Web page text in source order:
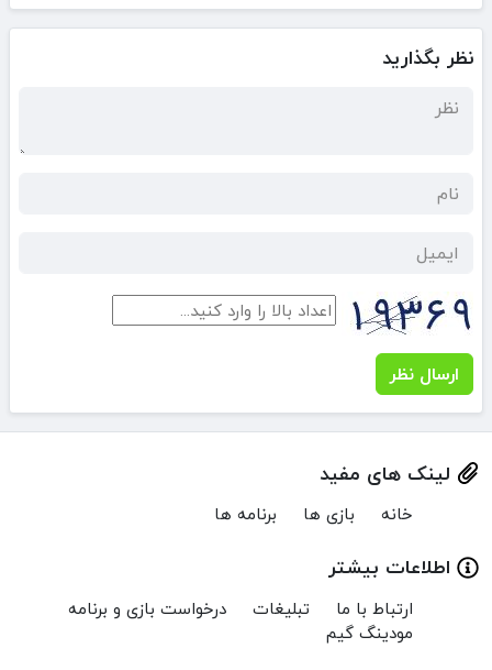
نظر بگذارید
ارسال نظر
لینک های مفید
خانه بازی ها برنامه ها
اطلاعات بیشتر
ارتباط با ما تبلیغات
درخواست بازی و برنامه
مودینگ گیم